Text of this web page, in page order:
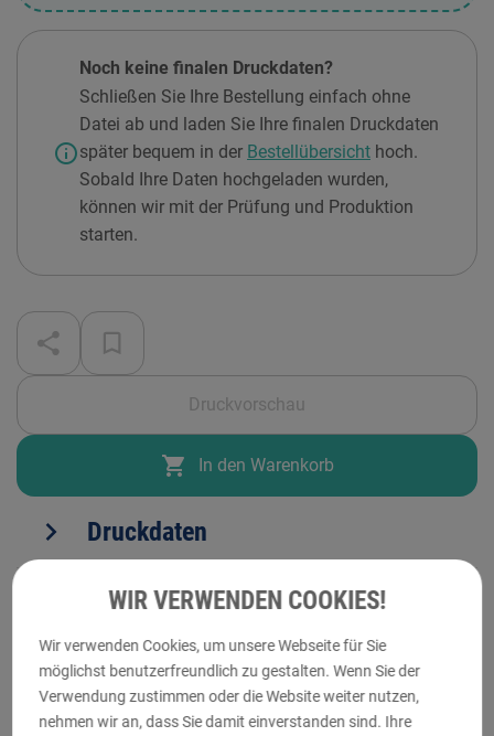
info
Noch keine finalen Druckdaten?
Schließen Sie Ihre Bestellung einfach ohne
Datei ab und laden Sie Ihre finalen Druckdaten
später bequem in der Bestellübersicht hoch.
Sobald Ihre Daten hochgeladen wurden,
können wir mit der Prüfung und Produktion
starten.
Druckvorschau
shopping_cart In den Warenkorb
expand_more Druckdaten
Personalisierung
expand_more Druckverfahren
WIR VERWENDEN COOKIES!
Wir verwenden Cookies, um unsere Webseite für Sie
möglichst benutzerfreundlich zu gestalten. Wenn Sie der
Verwendung zustimmen oder die Website weiter nutzen,
nehmen wir an, dass Sie damit einverstanden sind. Ihre